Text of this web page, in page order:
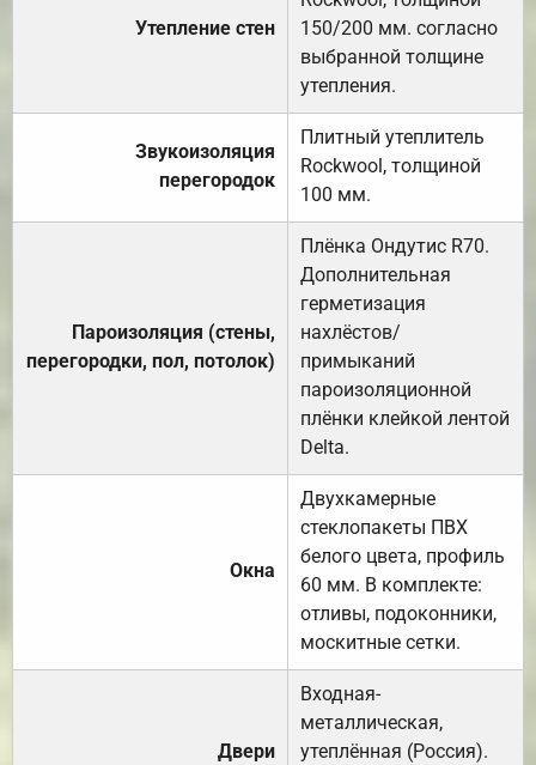
Утепление стен
150/200 мм. согласно
выбранной толщине
утепления.
Звукоизоляция
перегородок
Плитный утеплитель
Rockwool, толщиной
100 мм.
Пароизоляция (стены,
перегородки, пол, потолок)
Плёнка Ондутис R70.
Дополнительная
герметизация
нахлёстов/
примыканий
пароизоляционной
плёнки клейкой лентой
Delta.
Окна
Двухкамерные
стеклопакеты ПВХ
белого цвета, профиль
60 мм. В комплекте:
отливы, подоконники,
москитные сетки.
Двери
Входная-
металлическая,
утеплённая (Россия).